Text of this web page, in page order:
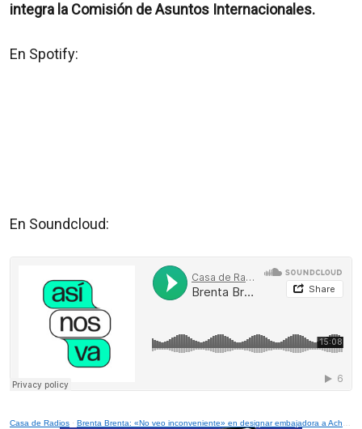
integra la Comisión de Asuntos Internacionales.
En Spotify:
En Soundcloud:
Casa de Radios · Brenta Brenta: «No veo inconveniente» en designar embajadora a Ache a pesar de su rol en el caso Marset